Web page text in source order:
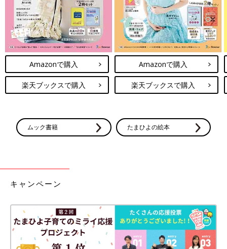
Amazonで購入
楽天ブックスで購入
Amazonで購入
楽天ブックスで購入
ムック書籍 たまひよの絵本
キャンペーン